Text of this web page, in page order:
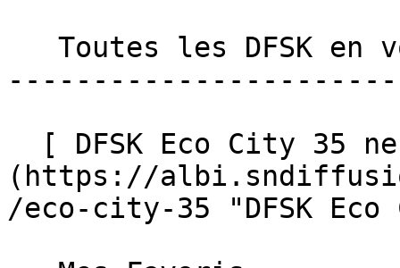
(https://
/eco-city-35 "DFSK